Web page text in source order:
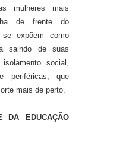
mulheres mais
de frente do
expõem como
saindo de suas
social,
periféricas, que
mais de perto.
DA EDUCAÇÃO